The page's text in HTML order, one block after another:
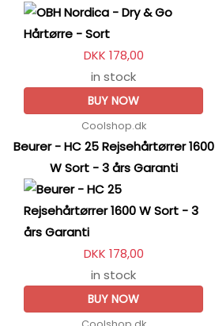
DKK 178,00
in stock
BUY NOW
Coolshop.dk
Beurer - HC 25 Rejsehårtørrer 1600
W Sort - 3 års Garanti
DKK 178,00
in stock
BUY NOW